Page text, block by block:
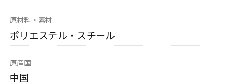
原材料・素材
ポリエステル・スチール
原産国
中国